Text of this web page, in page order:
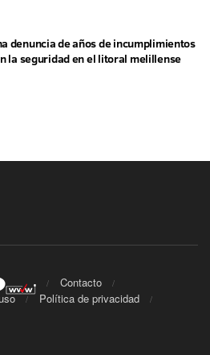
denuncia de años de incumplimientos
la seguridad en el litoral melillense
Contacto
Política de privacidad